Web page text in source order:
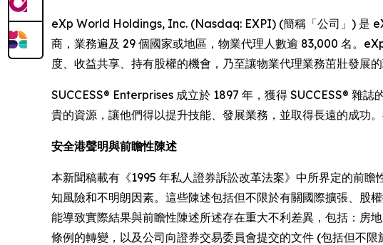
eXp World Holdings, Inc. (Nasdaq: EXPI) (簡稱「公司」) 是
商，業務遍及 29 個國家或地區，物業代理人數逾 83,000 名。
度、收益共享、持有股權的機會，乃至讓物業代理業務茁壯發
SUCCESS® Enterprises 成立於 1897 年，獲得 SUCCESS® 雜
貴的資源，讓他們得以提升技能、發展業務，並取得長遠的成功
安全港聲明與前瞻性陳述
本新聞稿載有《1995 年私人證券訴訟改革法案》中所界定的前
知風險和不明朗因素。這些陳述包括但不限於有關國際擴張、股
能導致實際結果與前瞻性陳述所述存在重大不利差異，包括：房
條例的轉變，以及公司向證券交易委員會提交的文件 (包括但不